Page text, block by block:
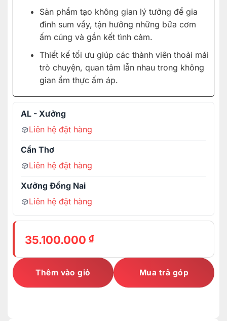
Sản phẩm tạo không gian lý tưởng để gia
đình sum vầy, tận hưởng những bữa cơm
ấm cúng và gắn kết tình cảm.
Thiết kế tối ưu giúp các thành viên thoải mái
trò chuyện, quan tâm lẫn nhau trong không
gian ẩm thực ấm áp.
AL - Xưởng
Liên hệ đặt hàng
Cần Thơ
Liên hệ đặt hàng
Xưởng Đồng Nai
Liên hệ đặt hàng
35.100.000 ₫
Thêm vào giỏ Mua trả góp